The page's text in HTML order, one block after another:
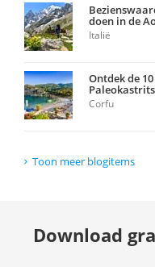
doen in de
Italië
Ontdek de
Corfu
Toon meer blogitems
Download